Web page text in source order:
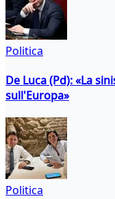
Politica
De Luca (Pd): «La
sull'Europa»
Politica